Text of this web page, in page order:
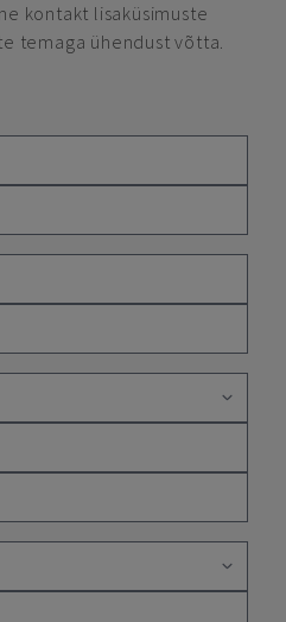
kontakt lisaküsimuste
temaga ühendust võtta.